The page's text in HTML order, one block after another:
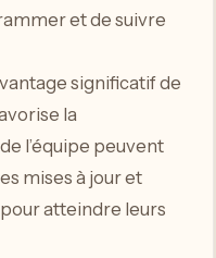
et de suivre
significatif de
la
l’équipe peuvent
mises à jour et
atteindre leurs